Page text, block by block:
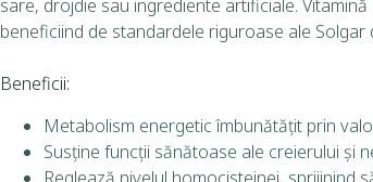
sare, drojdie sau ingrediente artificiale.
beneficiind de standardele riguroase ale Solgar
Beneficii:
Metabolism energetic îmbunătățit prin
Susține funcții sănătoase ale creierului și